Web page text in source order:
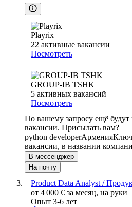
Playrix
22 активные вакансии
Посмотреть
GROUP-IB TSHK
5 активных вакансий
Посмотреть
По вашему запросу ещё будут
вакансии. Присылать вам?
python developerАрмения
вакансии, в названии
В мессенджер
На почту
Product Data Analyst /
от 4 000 € за месяц, на руки
Опыт 3-6 лет